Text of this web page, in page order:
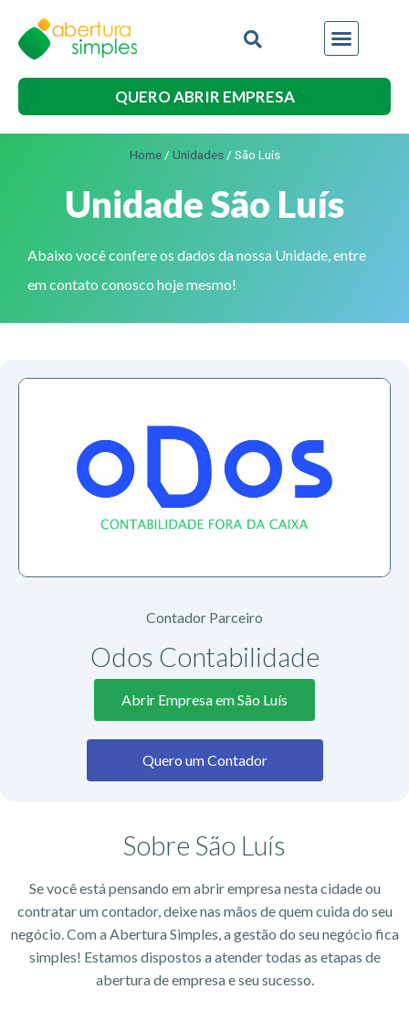
QUERO ABRIR EMPRESA
Home/ Unidades/ São Luís
Unidade São Luís
Abaixo você confere os dados da nossa Unidade, entre
em contato conosco hoje mesmo!
Contador Parceiro
Odos Contabilidade
Abrir Empresa em São Luís
Quero um Contador
Sobre São Luís
Se você está pensando em abrir empresa nesta cidade ou
contratar um contador, deixe nas mãos de quem cuida do seu
negócio. Com a Abertura Simples, a gestão do seu negócio fica
simples! Estamos dispostos a atender todas as etapas de
abertura de empresa e seu sucesso.